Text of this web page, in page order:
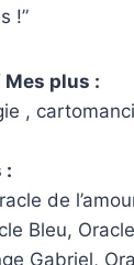
!
plus :
,
:
de
Bleu,
Gabriel,